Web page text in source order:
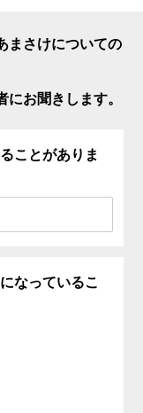
まさけについての
お聞きします。
ことがありま
なっているこ